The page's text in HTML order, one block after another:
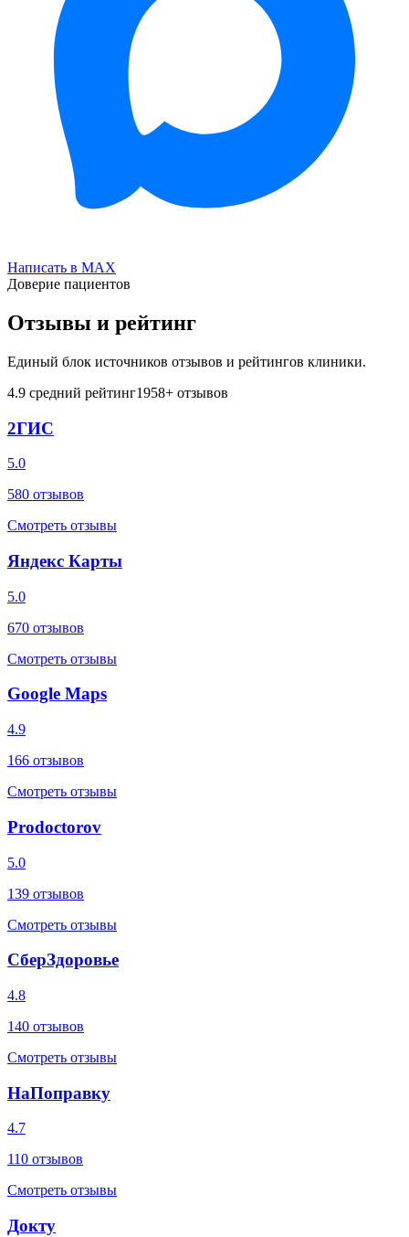
Написать в MAX
Доверие пациентов
Отзывы и рейтинг
Единый блок источников отзывов и рейтингов клиники.
4.9 средний рейтинг1958+ отзывов
2ГИС
5.0
580 отзывов
Смотреть отзывы
Яндекс Карты
5.0
670 отзывов
Смотреть отзывы
Google Maps
4.9
166 отзывов
Смотреть отзывы
Prodoctorov
5.0
139 отзывов
Смотреть отзывы
СберЗдоровье
4.8
140 отзывов
Смотреть отзывы
НаПоправку
4.7
110 отзывов
Смотреть отзывы
Докту